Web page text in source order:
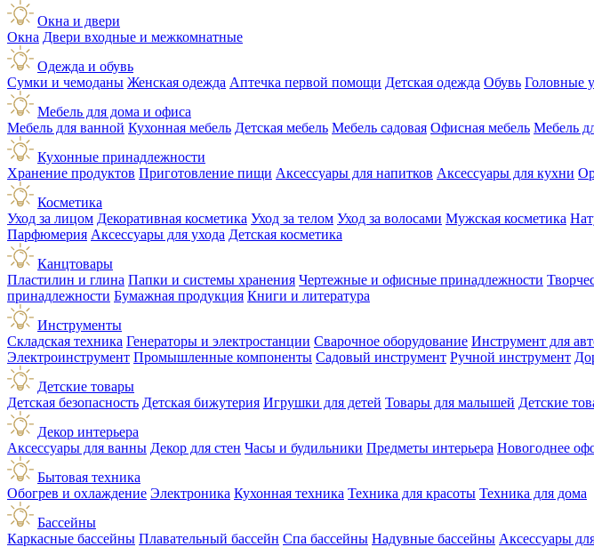
Окна и двери
Окна Двери входные и межкомнатные
Одежда и обувь
Сумки и чемоданы Женская одежда Аптечка первой помощи Детская одежда Обувь Головные
Мебель для дома и офиса
Мебель для ванной Кухонная мебель Детская мебель Мебель садовая Офисная мебель Мебель
Кухонные принадлежности
Хранение продуктов Приготовление пищи Аксессуары для напитков Аксессуары для кухни
Косметика
Уход за лицом Декоративная косметика Уход за телом Уход за волосами Мужская косметика
Парфюмерия Аксессуары для ухода Детская косметика
Канцтовары
Пластилин и глина Папки и системы хранения Чертежные и офисные принадлежности
принадлежности Бумажная продукция Книги и литература
Инструменты
Складская техника Генераторы и электростанции Сварочное оборудование Инструмент для
Электроинструмент Промышленные компоненты Садовый инструмент Ручной инструмент
Детские товары
Детская безопасность Детская бижутерия Игрушки для детей Товары для малышей Детские
Декор интерьера
Аксессуары для ванны Декор для стен Часы и будильники Предметы интерьера Новогоднее
Бытовая техника
Обогрев и охлаждение Электроника Кухонная техника Техника для красоты Техника для дома
Бассейны
Каркасные бассейны Плавательный бассейн Спа бассейны Надувные бассейны Аксессуары